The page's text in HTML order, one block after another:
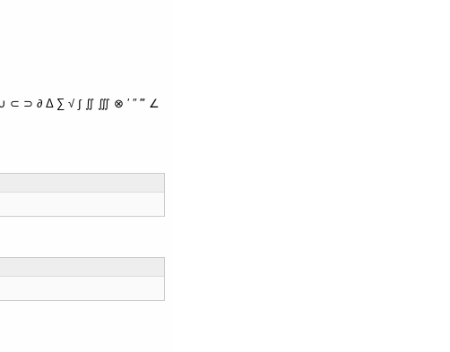
⊃ ∂ Δ ∑ √ ∫ ∬ ∭ ⊗ ′ ″ ‴ ∠